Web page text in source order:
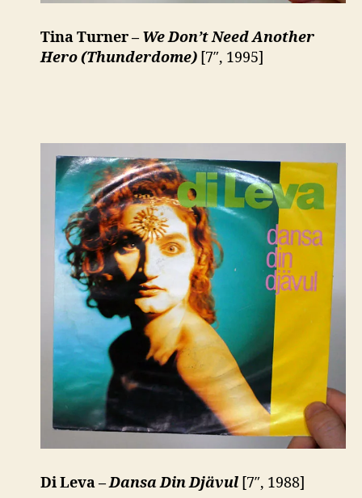
Tina Turner – We Don’t Need Another
Hero (Thunderdome) [7″, 1995]
Di Leva –Dansa Din Djävul [7″, 1988]